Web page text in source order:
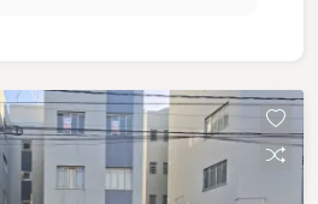
os móveis planejados)